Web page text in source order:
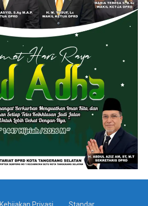
Kebijakan Privasi Standar